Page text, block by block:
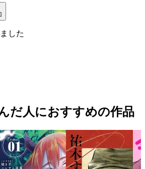
した
だ人におすすめの作品